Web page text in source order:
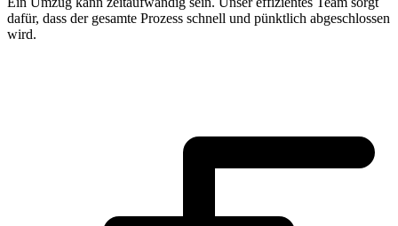
dafür, dass der gesamte Prozess schnell und pünktlich abgeschlossen
wird.